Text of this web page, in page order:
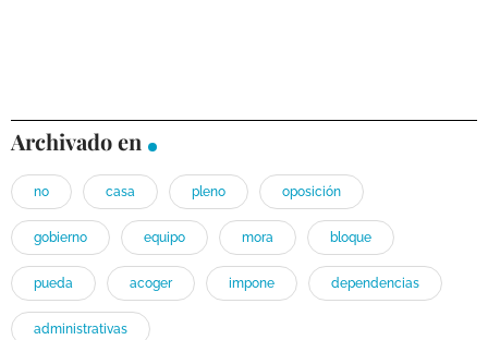
Archivado en
no casa pleno oposición
gobierno equipo mora bloque
pueda acoger impone dependencias
administrativas